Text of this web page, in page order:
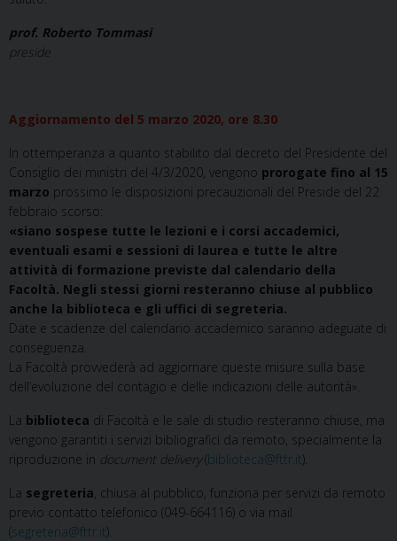
prof. Roberto Tommasi
preside
Aggiornamento del 5 marzo 2020, ore 8.30
In ottemperanza a quanto stabilito dal decreto del Presidente del
Consiglio dei ministri del 4/3/2020, vengono prorogate fino al 15
marzo prossimo le disposizioni precauzionali del Preside del 22
febbraio scorso:
«siano sospese tutte le lezioni e i corsi accademici,
eventuali esami e sessioni di laurea e tutte le altre
attività di formazione previste dal calendario della
Facoltà. Negli stessi giorni resteranno chiuse al pubblico
anche la biblioteca e gli uffici di segreteria.
Date e scadenze del calendario accademico saranno adeguate di
conseguenza.
La Facoltà provvederà ad aggiornare queste misure sulla base
dell’evoluzione del contagio e delle indicazioni delle autorità».
La biblioteca di Facoltà e le sale di studio resteranno chiuse, ma
vengono garantiti i servizi bibliografici da remoto, specialmente la
riproduzione in document delivery(biblioteca@fttr.it).
La segreteria, chiusa al pubblico, funziona per servizi da remoto
previo contatto telefonico (049-664116) o via mail
(segreteria@fttr.it).